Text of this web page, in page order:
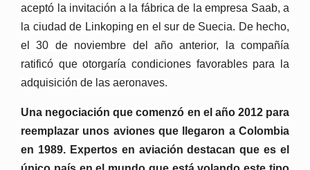
aceptó la invitación a la fábrica de la empresa Saab, a
la ciudad de Linkoping en el sur de Suecia. De hecho,
el 30 de noviembre del año anterior, la compañía
ratificó que otorgaría condiciones favorables para la
adquisición de las aeronaves.
Una negociación que comenzó en el año 2012 para
reemplazar unos aviones que llegaron a Colombia
en 1989. Expertos en aviación destacan que es el